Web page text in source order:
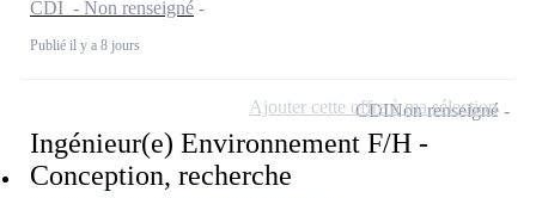
CDI - Non renseigné
Publié il y a 8 jours
Ingénieur(e) Environnement F/H -
Conception, recherche
CDINon renseigné
Ajouter cette offre à ma sélection